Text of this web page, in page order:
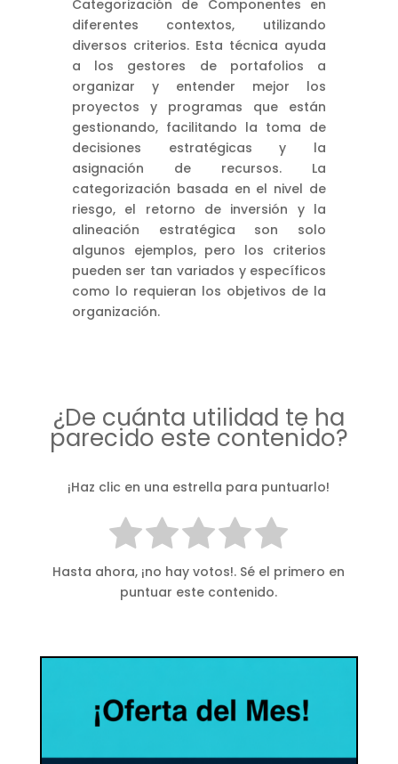
Categorización de Componentes en
diferentes contextos, utilizando
diversos criterios. Esta técnica ayuda
a los gestores de portafolios a
organizar y entender mejor los
proyectos y programas que están
gestionando, facilitando la toma de
decisiones estratégicas y la
asignación de recursos. La
categorización basada en el nivel de
riesgo, el retorno de inversión y la
alineación estratégica son solo
algunos ejemplos, pero los criterios
pueden ser tan variados y específicos
como lo requieran los objetivos de la
organización.
¿De cuánta utilidad te ha
parecido este contenido?
¡Haz clic en una estrella para puntuarlo!
Hasta ahora, ¡no hay votos!. Sé el primero en
puntuar este contenido.